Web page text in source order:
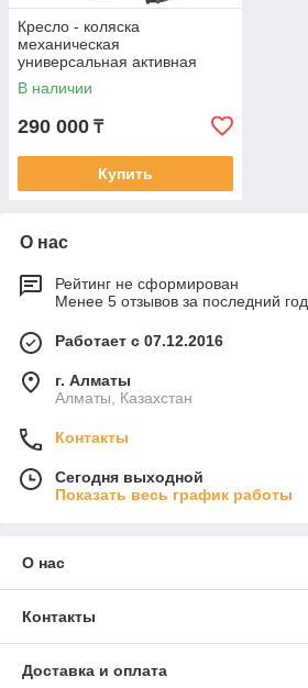
Кресло - коляска
механическая
универсальная активная
FS218LQ
В наличии
290 000 ₸
Купить
О нас
Рейтинг не сформирован
Менее 5 отзывов за последний год
Работает с 07.12.2016
г. Алматы
Алматы, Казахстан
Контакты
Сегодня выходной
Показать весь график работы
О нас
Контакты
Доставка и оплата